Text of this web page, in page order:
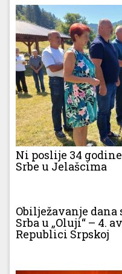
Ni poslije 34
Srbe u Jelašcima
Obilježavanje dana
Srba u „Oluji“ – 4.
Republici Srpskoj